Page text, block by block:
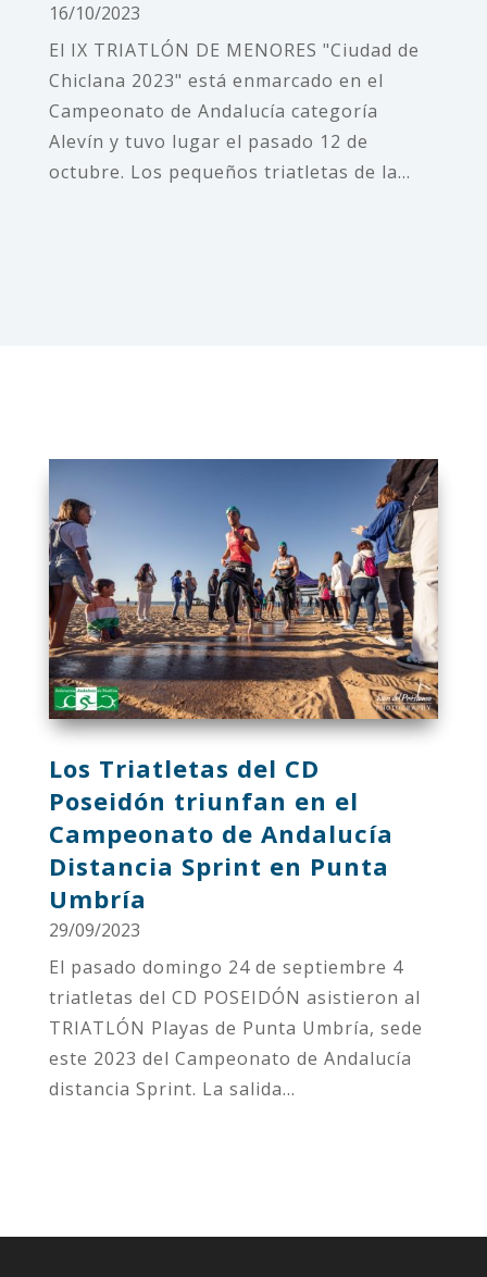
16/10/2023
El IX TRIATLÓN DE MENORES "Ciudad de
Chiclana 2023" está enmarcado en el
Campeonato de Andalucía categoría
Alevín y tuvo lugar el pasado 12 de
octubre. Los pequeños triatletas de la...
Los Triatletas del CD
Poseidón triunfan en el
Campeonato de Andalucía
Distancia Sprint en Punta
Umbría
29/09/2023
El pasado domingo 24 de septiembre 4
triatletas del CD POSEIDÓN asistieron al
TRIATLÓN Playas de Punta Umbría, sede
este 2023 del Campeonato de Andalucía
distancia Sprint. La salida...